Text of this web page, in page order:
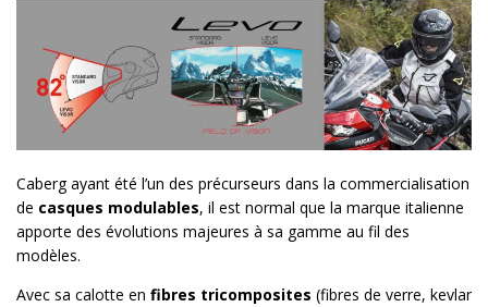
Caberg ayant été l’un des précurseurs dans la commercialisation
de casques modulables, il est normal que la marque italienne
apporte des évolutions majeures à sa gamme au fil des
modèles.
Avec sa calotte en fibres tricomposites (fibres de verre, kevlar